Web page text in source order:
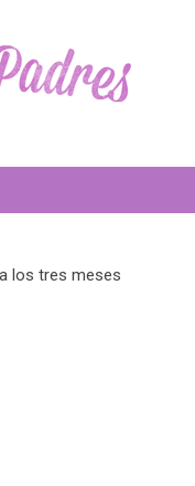
los tres meses